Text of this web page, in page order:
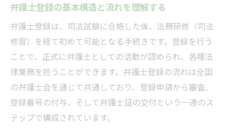
弁護士登録時のよくあるミスと対策方法
登録時の弁護士番号取得スケジュール管理
弁護士になるには登録年齢や費用も重要
弁護士登録年齢と資格取得の実体験紹介
弁護士登録費用の目安と節約のポイント
弁護士登録までの年数と最短ルート比較
弁護士登録の年齢制限や合格者の特徴
弁護士登録の基本構造と流れを理解する
弁護士登録は、司法試験に合格した後、法務研修（司法
修習）を経て初めて可能となる手続きです。登録を行う
ことで、正式に弁護士としての活動が認められ、各種法
律業務を担うことができます。弁護士登録の流れは全国
の弁護士会を通じて共通しており、登録申請から審査、
登録番号の付与、そして弁護士証の交付という一連のス
テップで構成されています。